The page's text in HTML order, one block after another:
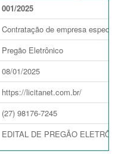
001/2025
Contratação de empresa
Pregão Eletrônico
08/01/2025
https://licitanet.com.br/
(27) 98176-7245
EDITAL DE PREGÃO ELETRÔNICO